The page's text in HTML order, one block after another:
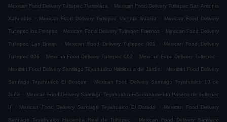
Mexican Food Delivery Tultepec Tlamelaca . Mexican Food Delivery Tultepec San Antonio
Xahuento . Mexican Food Delivery Tultepec Vicente Suarez . Mexican Food Delivery
Tultepec los Fresnos . Mexican Food Delivery Tultepec Fresnos . Mexican Food Delivery
Tultepec Las Brisas . Mexican Food Delivery Tultepec 001 . Mexican Food Delivery
Tultepec 006 . Mexican Food Delivery Tultepec 002 . Mexican Food Delivery Tultepec .
Mexican Food Delivery Santiago Teyahualco Hacienda del Jardín . Mexican Food Delivery
Santiago Teyahualco El Bosque . Mexican Food Delivery Santiago Teyahualco 10 de
Junio . Mexican Food Delivery Santiago Teyahualco Fraccionamiento Paseos de Tultepec
II . Mexican Food Delivery Santiago Teyahualco El Dorado . Mexican Food Delivery
Santiago Teyahualco Hacienda Real de Tultepec . Mexican Food Delivery Santiago